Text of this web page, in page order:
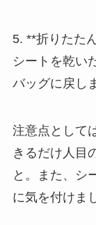
5. **折りたた
シートを乾い
バッグに戻し
注意点として
きるだけ人目
と。また、シ
に気を付けま